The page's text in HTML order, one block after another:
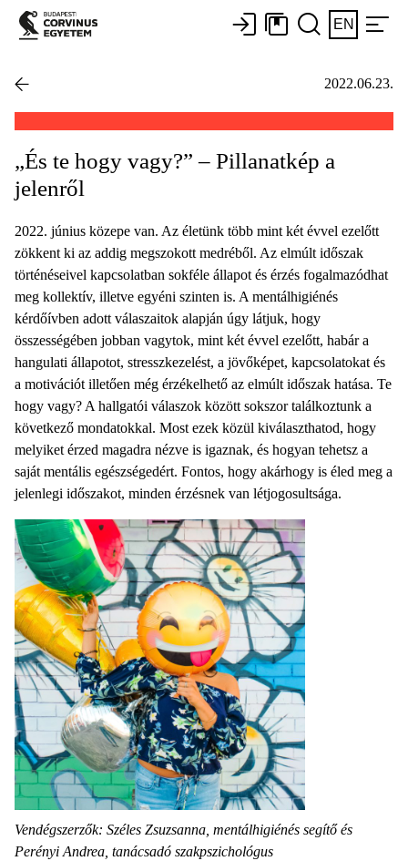
EN
2022.06.23.
„És te hogy vagy?” – Pillanatkép a
jelenről
2022. június közepe van. Az életünk több mint két évvel ezelőtt
zökkent ki az addig megszokott medréből. Az elmúlt időszak
történéseivel kapcsolatban sokféle állapot és érzés fogalmazódhat
meg kollektív, illetve egyéni szinten is. A mentálhigiénés
kérdőívben adott válaszaitok alapján úgy látjuk, hogy
összességében jobban vagytok, mint két évvel ezelőtt, habár a
hangulati állapotot, stresszkezelést, a jövőképet, kapcsolatokat és
a motivációt illetően még érzékelhető az elmúlt időszak hatása. Te
hogy vagy? A hallgatói válaszok között sokszor találkoztunk a
következő mondatokkal. Most ezek közül kiválaszthatod, hogy
melyiket érzed magadra nézve is igaznak, és hogyan tehetsz a
saját mentális egészségedért. Fontos, hogy akárhogy is éled meg a
jelenlegi időszakot, minden érzésnek van létjogosultsága.
Vendégszerzők: Széles Zsuzsanna, mentálhigiénés segítő és
Perényi Andrea, tanácsadó szakpszichológus